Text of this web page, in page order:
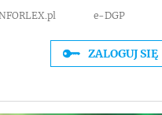
e-DGP
ZALOGUJ SIĘ